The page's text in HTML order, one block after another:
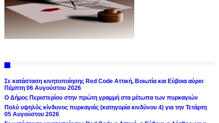
Σε κατάσταση κινητοποίησης Red Code Αττική, Βοιωτία και Εύβοια αύριο
Πέμπτη 06 Αυγούστου 2026
Ο Δήμος Περιστερίου στην πρώτη γραμμή στα μέτωπα των πυρκαγιών
Πολύ υψηλός κίνδυνος πυρκαγιάς (κατηγορία κινδύνου 4) για την Τετάρτη
05 Αυγούστου 2026